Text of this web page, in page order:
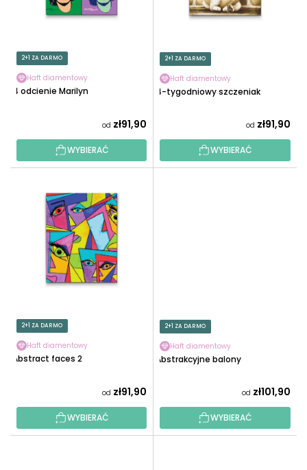
O
D
U
K
W
U
K
T
2+1 ZA DARMO
Haft diamentowy
4 odcienie Marilyn
od zł91,90
WYBIERAĆ
2+1 ZA DARMO
Haft diamentowy
4-tygodniowy szczeniak
od zł91,90
WYBIERAĆ
2+1 ZA DARMO
Haft diamentowy
Abstract faces 2
od zł91,90
WYBIERAĆ
2+1 ZA DARMO
Haft diamentowy
Abstrakcyjne balony
od zł101,90
WYBIERAĆ